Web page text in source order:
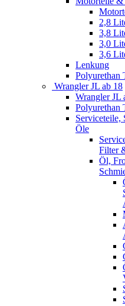
2,8
3,8
3,0
3,6
Lenkung
Polyurethan
Wrangler JL ab 18
Wrangler JL
Polyurethan
Serviceteile,
Öle
Filter
Öl,